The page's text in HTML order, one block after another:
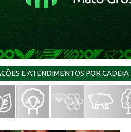
E ATENDIMENTOS POR